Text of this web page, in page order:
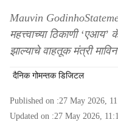
Mauvin
महत्त्वाच्या ठिकाणी
झाल्याचे वाहतूक मंत्री
दैनिक गोमन्तक डिजिटल
Published on :27 May 2026,
Updated on :27 May 2026,